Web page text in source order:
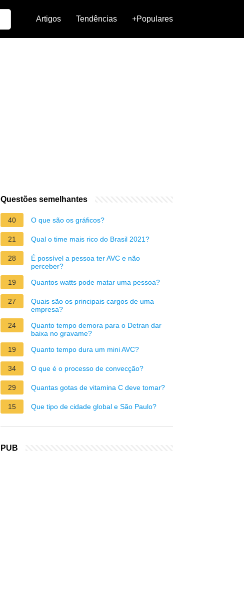
Artigos Tendências +Populares
Questões semelhantes
40 O que são os gráficos?
21 Qual o time mais rico do Brasil 2021?
28
É possível a pessoa ter AVC e não
perceber?
19
Quantos watts pode matar uma pessoa?
27
Quais são os principais cargos de uma
empresa?
24
Quanto tempo demora para o Detran dar
baixa no gravame?
19
Quanto tempo dura um mini AVC?
34 O que é o processo de convecção?
29 Quantas gotas de vitamina C deve tomar?
15 Que tipo de cidade global e São Paulo?
PUB